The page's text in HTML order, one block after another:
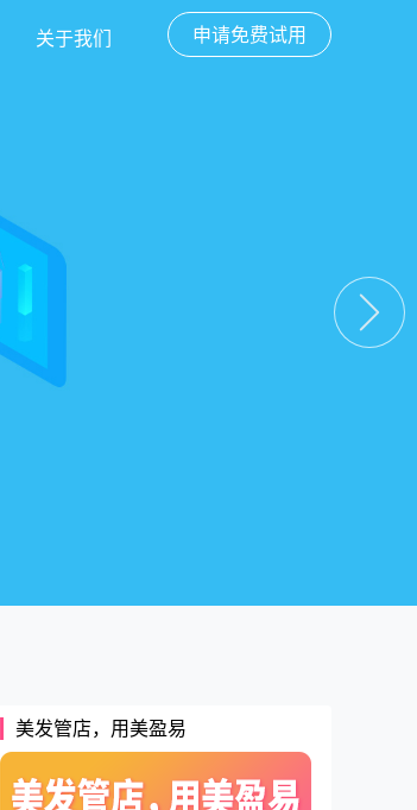
关于我们 申请免费试用
美发管店，用美盈易